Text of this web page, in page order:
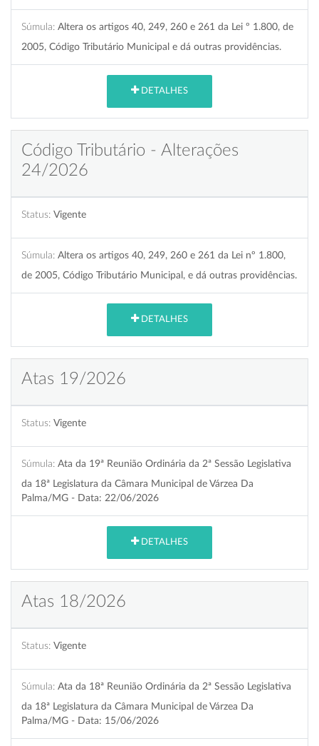
Súmula: Altera os artigos 40, 249, 260 e 261 da Lei º 1.800, de
2005, Código Tributário Municipal e dá outras providências.
DETALHES
Código Tributário - Alterações
24/2026
Status: Vigente
Súmula: Altera os artigos 40, 249, 260 e 261 da Lei nº 1.800,
de 2005, Código Tributário Municipal, e dá outras providências.
DETALHES
Atas 19/2026
Status: Vigente
Súmula: Ata da 19ª Reunião Ordinária da 2ª Sessão Legislativa
da 18ª Legislatura da Câmara Municipal de Várzea Da
Palma/MG - Data: 22/06/2026
DETALHES
Atas 18/2026
Status: Vigente
Súmula: Ata da 18ª Reunião Ordinária da 2ª Sessão Legislativa
da 18ª Legislatura da Câmara Municipal de Várzea Da
Palma/MG - Data: 15/06/2026